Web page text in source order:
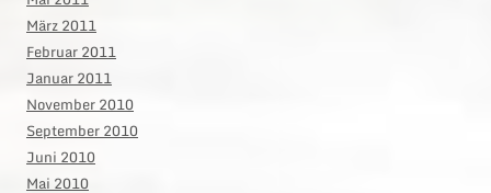
März 2011
Februar 2011
Januar 2011
November 2010
September 2010
Juni 2010
Mai 2010